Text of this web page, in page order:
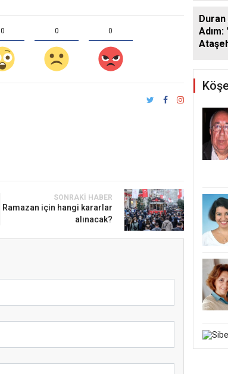
0 0 0
SONRAKI HABER
Ramazan için hangi kararlar
alınacak?
Adım: